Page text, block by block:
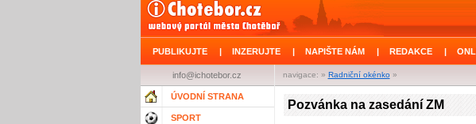
PUBLIKUJTE | INZERUJTE | NAPIŠTE NÁM | REDAKCE |
navigace: » Radniční okénko »
info@ichotebor.cz
ÚVODNÍ STRANA
SPORT
Pozvánka na zasedání ZM